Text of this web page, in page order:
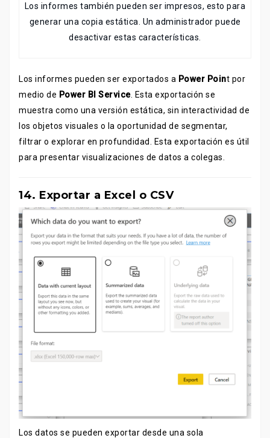
Los informes también pueden ser impresos, esto para
generar una copia estática. Un administrador puede
desactivar estas características.
Los informes pueden ser exportados a Power Point por
medio de Power BI Service. Esta exportación se
muestra como una versión estática, sin interactividad de
los objetos visuales o la oportunidad de segmentar,
filtrar o explorar en profundidad. Esta exportación es útil
para presentar visualizaciones de datos a colegas.
14. Exportar a Excel o CSV
Los datos se pueden exportar desde una sola